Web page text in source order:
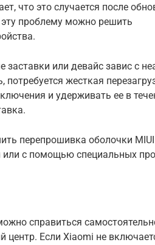
что это случается после
проблему можно решить
заставки или девайс завис с
потребуется жесткая
и удерживать ее в
перепрошивка оболочки
с помощью специальных
справиться
центр. Если Xiaomi не